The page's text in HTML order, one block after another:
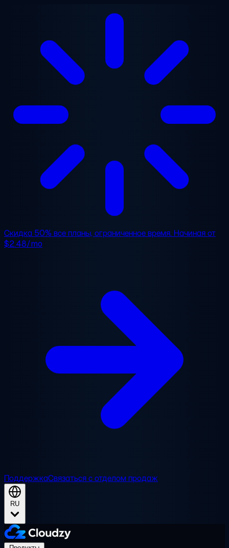
Перейти к основному содержанию
Скидка 50% все планы, ограниченное время. Начиная от
$2.48/mo
ПоддержкаСвязаться с отделом продаж
RU